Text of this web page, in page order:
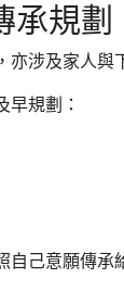
承規劃
亦涉及家人與
早規劃：
自己意願傳承